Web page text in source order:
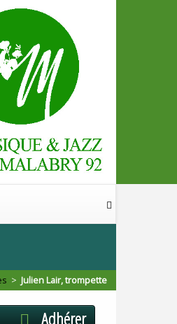
>Julien Lair, trompette
Adhérer